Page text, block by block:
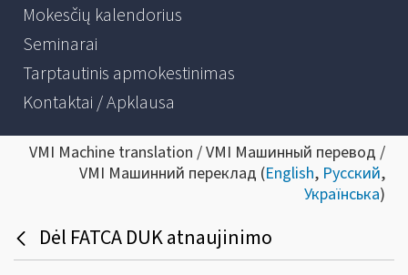
Mokesčių kalendorius
Seminarai
Tarptautinis apmokestinimas
Kontaktai / Apklausa
VMI Machine translation / VMI Машинный перевод /
VMI Машинний переклад (English, Русский,
Українська)
Dėl FATCA DUK atnaujinimo